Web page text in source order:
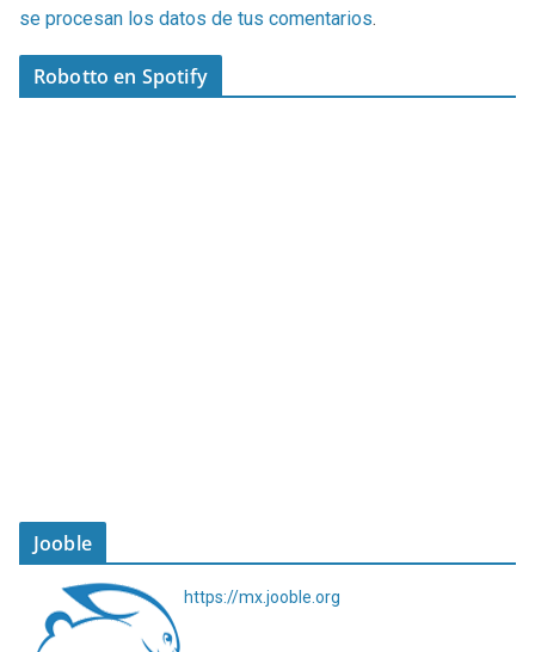
se procesan los datos de tus comentarios.
Robotto en Spotify
Jooble
https://mx.jooble.org